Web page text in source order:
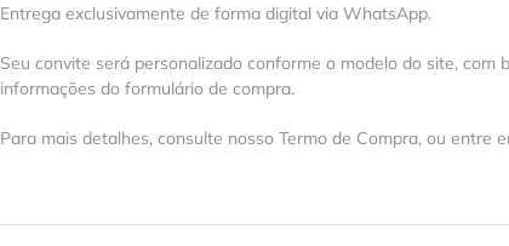
Entrega exclusivamente de forma digital via WhatsApp.
Seu convite será personalizado conforme o modelo do site, com
informações do formulário de compra.
Para mais detalhes, consulte nosso Termo de Compra, ou